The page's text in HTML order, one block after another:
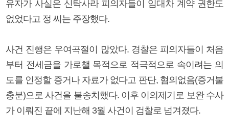
유자가 사실은 신탁사라 피의자들이 임대차 계약 권한도
없었다고 정 씨는 주장했다.
사건 진행은 우여곡절이 많았다. 경찰은 피의자들이 처음
부터 전세금을 가로챌 목적으로 적극적으로 속이려는 의
도를 인정할 증거나 자료가 없다고 판단, 혐의없음(증거불
충분)으로 사건을 불송치했다. 이후 이의제기로 보완 수사
가 이뤄진 끝에 지난해 3월 사건이 검찰로 넘겨졌다.